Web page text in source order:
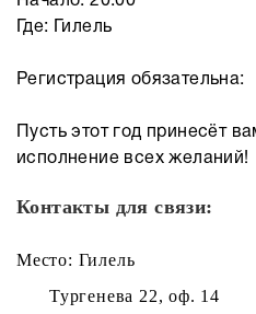
Где: Гилель
Регистрация обязательна:
Пусть этот год принесёт
исполнение всех желаний!
Контакты для связи:
Место: Гилель
Тургенева 22, оф. 14